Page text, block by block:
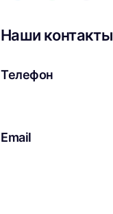
Наши контакты
Телефон
Email